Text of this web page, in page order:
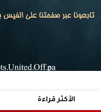
الأكثر قراءة